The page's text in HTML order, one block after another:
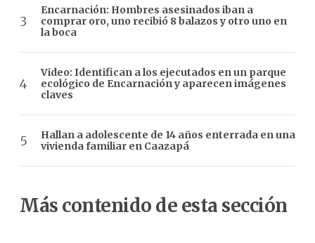
Encarnación: Hombres asesinados iban a
comprar oro, uno recibió 8 balazos y otro uno en
la boca
Video: Identifican a los ejecutados en un parque
ecológico de Encarnación y aparecen imágenes
claves
Hallan a adolescente de 14 años enterrada en una
vivienda familiar en Caazapá
Más contenido de esta sección